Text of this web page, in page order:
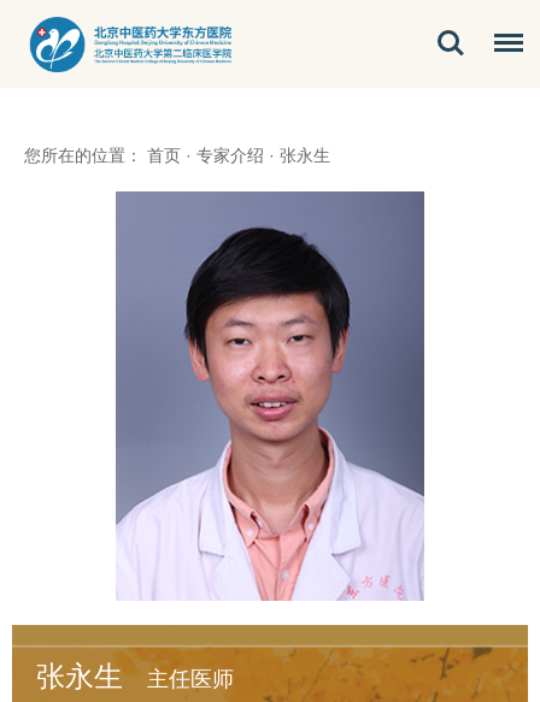
您所在的位置： 首页 · 专家介绍 · 张永生
张永生 主任医师